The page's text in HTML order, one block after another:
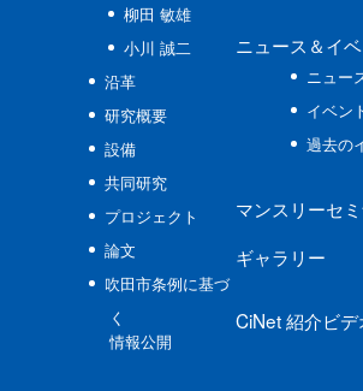
柳田 敏雄
小川 誠二
沿革
研究概要
設備
共同研究
プロジェクト
論文
吹田市条例に基づ
く
情報公開
ニュース ＆イ
ニュー
イベン
過去の
マンスリーセ
ギャラリー
CiNet紹介ビデ